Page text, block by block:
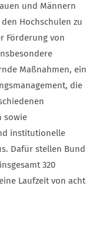
und Männern
Hochschulen zu
Förderung von
Maßnahmen, ein
die
sowie
institutionelle
Dafür stellen Bund
320
Laufzeit von acht